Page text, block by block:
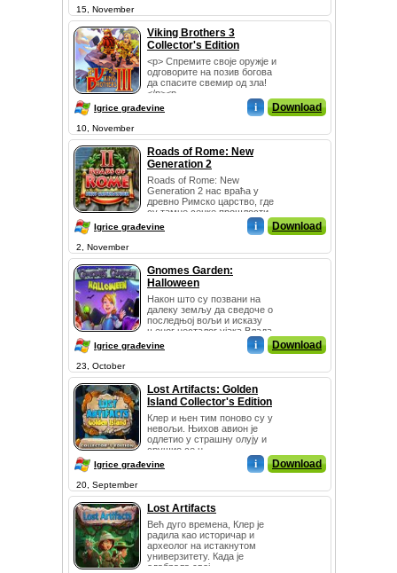
15, November
Viking Brothers 3
Collector's Edition
<p> Спремите своје оружје и
одговорите на позив богова
да спасите свемир од зла!
</p><p...
Igrice građevine i Download
10, November
Roads of Rome: New
Generation 2
Roads of Rome: New
Generation 2 нас враћа у
древно Римско царство, где
су тамне сенке прошлости
порасле...
Igrice građevine i Download
2, November
Gnomes Garden:
Halloween
Након што су позвани на
далеку земљу да сведоче о
последњој вољи и исказу
њеног несталог ујака Влада,
принц...
Igrice građevine i Download
23, October
Lost Artifacts: Golden
Island Collector's Edition
Клер и њен тим поново су у
невољи. Њихов авион је
одлетио у страшну олују и
срушио се н...
Igrice građevine i Download
20, September
Lost Artifacts
Већ дуго времена, Клер је
радила као историчар и
археолог на истакнутом
универзитету. Када је
одабрала свој...